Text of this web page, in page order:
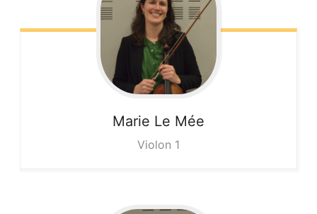
Marie Le Mée
Violon 1